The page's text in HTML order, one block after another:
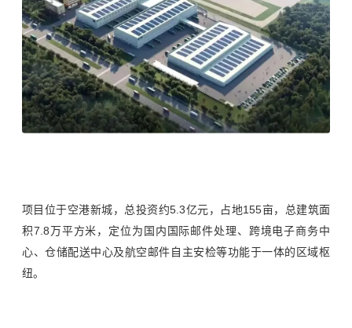
项目 位于空港新城， 总投资约5.3亿元，占地155亩，总建筑面
积7.8万平方米，定位为国内国际邮件处理、跨境电子商务中
心、仓储配送中心及航空邮件自主安检等功能于一体的区域枢
纽。